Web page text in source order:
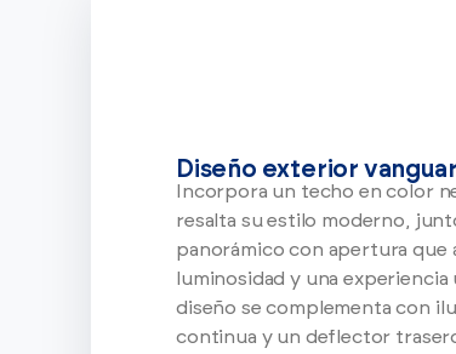
Diseño exterior
Incorpora un techo en color
resalta su estilo moderno,
panorámico con apertura que
luminosidad y una experiencia
diseño se complementa con
continua y un deflector